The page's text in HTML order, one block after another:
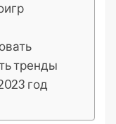
тренды
год